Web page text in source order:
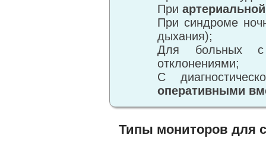
При
При синдроме
дыхания);
Для больных
отклонениями;
С
оперативными
Типы мониторов для